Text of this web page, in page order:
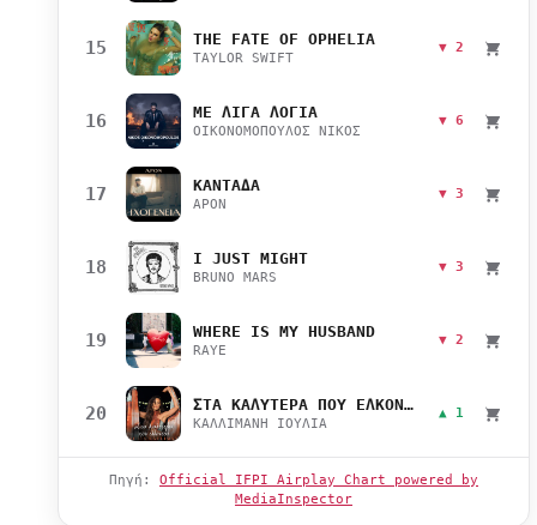
15 THE FATE OF OPHELIA
TAYLOR SWIFT
▼ 2
16 ΜΕ ΛΙΓΑ ΛΟΓΙΑ
ΟΙΚΟΝΟΜΟΠΟΥΛΟΣ ΝΙΚΟΣ
▼ 6
17 ΚΑΝΤΑΔΑ
APON
▼ 3
18 I JUST MIGHT
BRUNO MARS
▼ 3
19 WHERE IS MY HUSBAND
RAYE
▼ 2
20 ΣΤΑ ΚΑΛΥΤΕΡΑ ΠΟΥ ΕΛΚΟΝΤΑΙ
ΚΑΛΛΙΜΑΝΗ ΙΟΥΛΙΑ
▲ 1
Πηγή: Official IFPI Airplay Chart powered by
MediaInspector